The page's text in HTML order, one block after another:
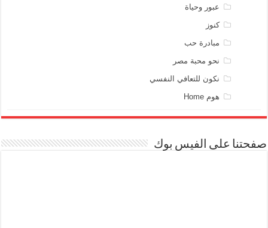
عبور وحياة
كنوز
مبادرة حب
نحو محبة مصر
نكون للتعافي النفسي
هوم Home
صفحتنا على الفيس بوك